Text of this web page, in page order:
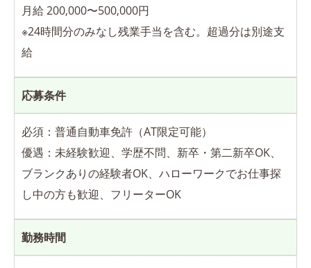
月給 200,000〜500,000円
※24時間分のみなし残業手当を含む。超過分は別途支
給
応募条件
必須：普通自動車免許（AT限定可能）
優遇：未経験歓迎、学歴不問、新卒・第二新卒OK、
ブランクありの経験者OK、ハローワークでお仕事探
し中の方も歓迎、フリーターOK
勤務時間